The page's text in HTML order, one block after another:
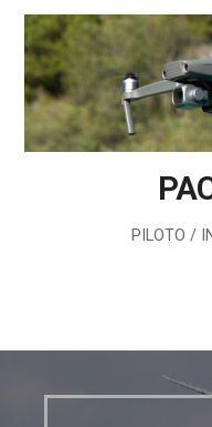
Saltar
contenido
PILOTO /